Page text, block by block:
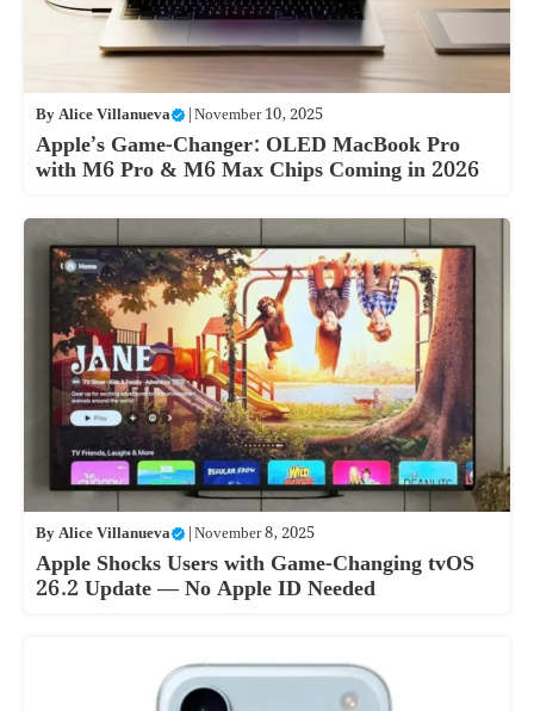
ByAlice Villanueva |November 10, 2025
Apple’s Game-Changer: OLED MacBook Pro
with M6 Pro & M6 Max Chips Coming in 2026
ByAlice Villanueva |November 8, 2025
Apple Shocks Users with Game-Changing tvOS
26.2 Update — No Apple ID Needed